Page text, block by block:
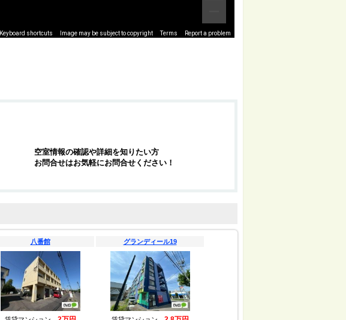
Keyboard shortcuts Image may be subject to copyright Terms Report a problem
空室情報の確認や詳細を知りたい方
お問合せはお気軽にお問合せください！
八番館 グランディール19